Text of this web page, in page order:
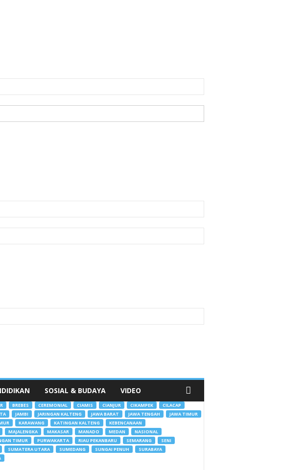
SOSIAL & BUDAYA VIDEO
BREBES CEREMONIAL CIAMIS CIANJUR CIKAMPEK
CILACAP
JAMBI JARINGAN KALTENG JAWA BARAT JAWA TENGAH
JAWA TIMUR
KARAWANG KATINGAN KALTENG
KEBENCANAAN
MAJALENGKA MAKASAR MANADO MEDAN
NASIONAL
TIMUR PURWAKARTA RIAU PEKANBARU SEMARANG
SENI
SUMATERA UTARA SUMEDANG SUNGAI PENUH
SURABAYA